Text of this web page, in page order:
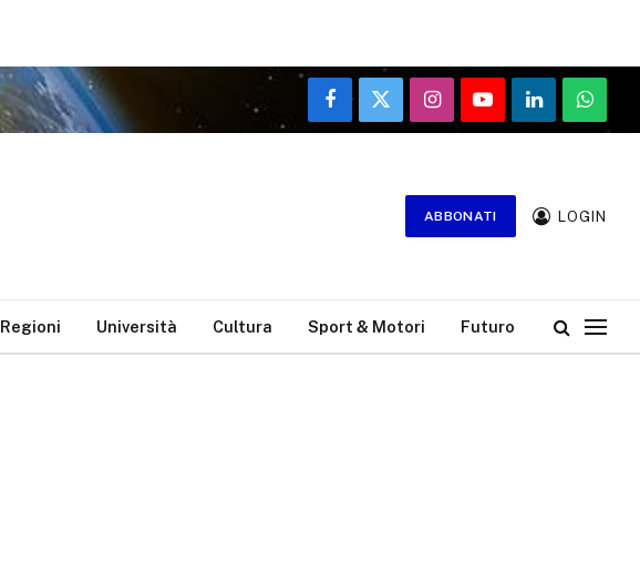
Facebook
X
(Twitter)
InstagramYouTubeLinkedIn
ABBONATI LOGIN
Regioni Università Cultura Sport & Motori Futuro